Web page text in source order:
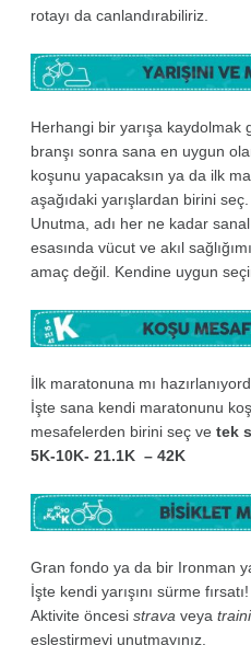
rotayı da canlandırabiliriz.
Herhangi bir yarışa kaydolmak
branşı sonra sana en uygun
koşunu yapacaksın ya da ilk
aşağıdaki yarışlardan birini
Unutma, adı her ne kadar
esasında vücut ve akıl
amaç değil. Kendine uygun
İlk maratonuna mı
İşte sana kendi maratonunu
mesafelerden birini seç ve tek
5K-10K- 21.1K – 42K
Gran fondo ya da bir Ironman
İşte kendi yarışını sürme fırsatı!
Aktivite öncesi stravaveya
eşleştirmeyi unutmayınız.